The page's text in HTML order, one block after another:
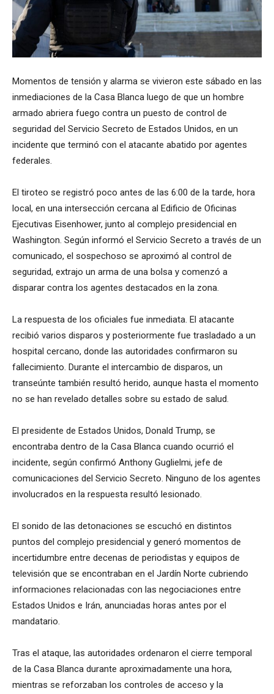
Momentos de tensión y alarma se vivieron este sábado en las
inmediaciones de la Casa Blanca luego de que un hombre
armado abriera fuego contra un puesto de control de
seguridad del Servicio Secreto de Estados Unidos, en un
incidente que terminó con el atacante abatido por agentes
federales.
El tiroteo se registró poco antes de las 6:00 de la tarde, hora
local, en una intersección cercana al Edificio de Oficinas
Ejecutivas Eisenhower, junto al complejo presidencial en
Washington. Según informó el Servicio Secreto a través de un
comunicado, el sospechoso se aproximó al control de
seguridad, extrajo un arma de una bolsa y comenzó a
disparar contra los agentes destacados en la zona.
La respuesta de los oficiales fue inmediata. El atacante
recibió varios disparos y posteriormente fue trasladado a un
hospital cercano, donde las autoridades confirmaron su
fallecimiento. Durante el intercambio de disparos, un
transeúnte también resultó herido, aunque hasta el momento
no se han revelado detalles sobre su estado de salud.
El presidente de Estados Unidos, Donald Trump, se
encontraba dentro de la Casa Blanca cuando ocurrió el
incidente, según confirmó Anthony Guglielmi, jefe de
comunicaciones del Servicio Secreto. Ninguno de los agentes
involucrados en la respuesta resultó lesionado.
El sonido de las detonaciones se escuchó en distintos
puntos del complejo presidencial y generó momentos de
incertidumbre entre decenas de periodistas y equipos de
televisión que se encontraban en el Jardín Norte cubriendo
informaciones relacionadas con las negociaciones entre
Estados Unidos e Irán, anunciadas horas antes por el
mandatario.
Tras el ataque, las autoridades ordenaron el cierre temporal
de la Casa Blanca durante aproximadamente una hora,
mientras se reforzaban los controles de acceso y la